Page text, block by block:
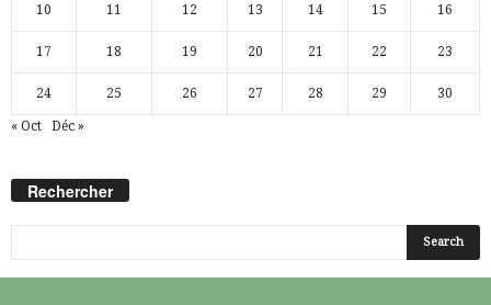
10 11 12 13 14 15 16
17 18 19 20 21 22 23
24 25 26 27 28 29 30
« Oct Déc »
Rechercher